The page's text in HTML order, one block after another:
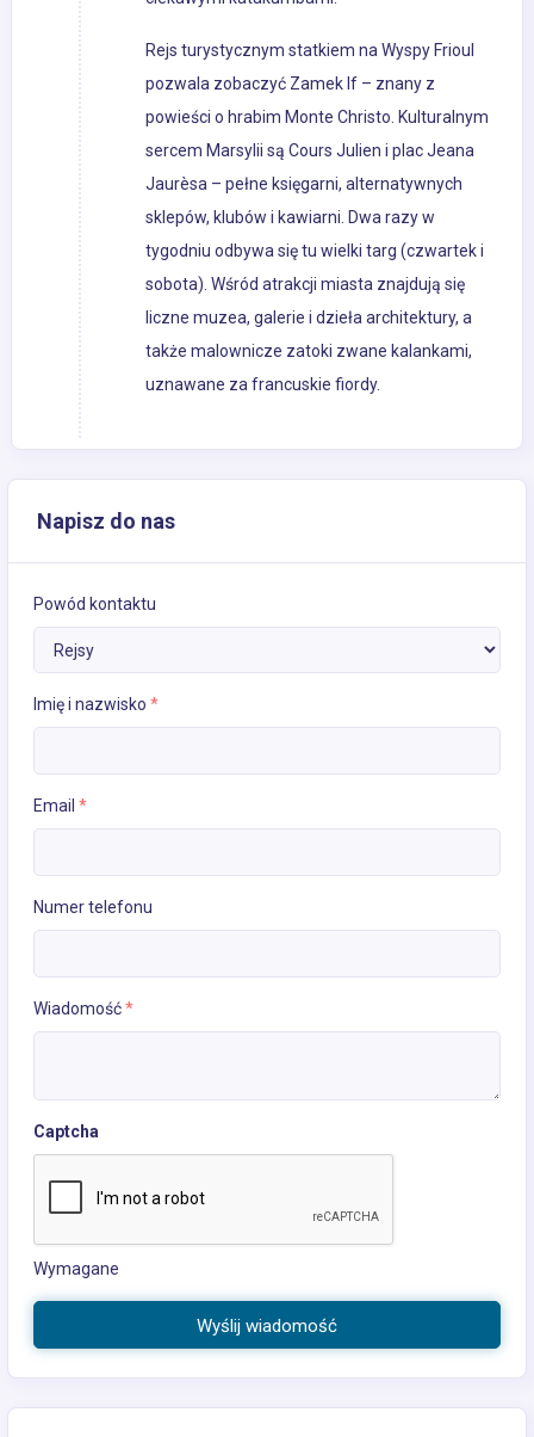
Rejs turystycznym statkiem na Wyspy Frioul
pozwala zobaczyć Zamek If – znany z
powieści o hrabim Monte Christo. Kulturalnym
sercem Marsylii są Cours Julien i plac Jeana
Jaurèsa – pełne księgarni, alternatywnych
sklepów, klubów i kawiarni. Dwa razy w
tygodniu odbywa się tu wielki targ (czwartek i
sobota). Wśród atrakcji miasta znajdują się
liczne muzea, galerie i dzieła architektury, a
także malownicze zatoki zwane kalankami,
uznawane za francuskie fiordy.
Napisz do nas
Powód kontaktu
Imię i nazwisko *
Email *
Numer telefonu
Wiadomość*
Captcha
Wymagane
Wyślij wiadomość